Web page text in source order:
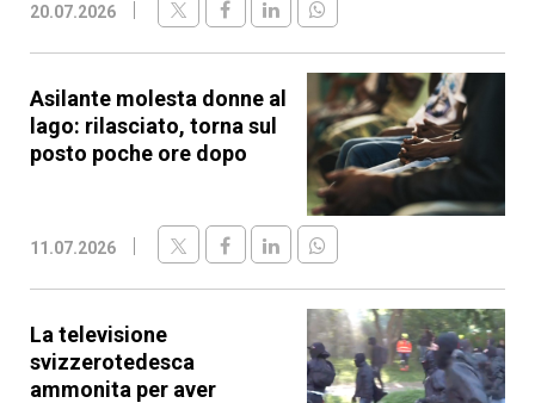
20.07.2026
Asilante molesta donne al
lago: rilasciato, torna sul
posto poche ore dopo
11.07.2026
La televisione
svizzerotedesca
ammonita per aver